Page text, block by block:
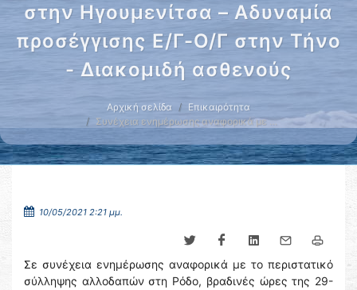
στην Ηγουμενίτσα – Αδυναμία
προσέγγισης Ε/Γ-Ο/Γ στην Τήνο
- Διακομιδή ασθενούς
Αρχική σελίδα
Επικαιρότητα
Συνέχεια ενημέρωσης αναφορικά με …
10/05/2021 2:21 μμ.
Σε συνέχεια ενημέρωσης αναφορικά με το περιστατικό
σύλληψης αλλοδαπών στη Ρόδο, βραδινές ώρες της 29-